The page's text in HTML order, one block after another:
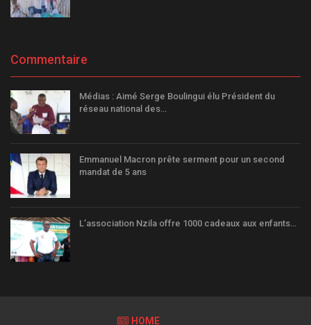
Commentaire
Médias : Aimé Serge Boulingui élu Président du
réseau national des…
Emmanuel Macron prête serment pour un second
mandat de 5 ans
L’association Nzila offre 1000 cadeaux aux enfants…
HOME